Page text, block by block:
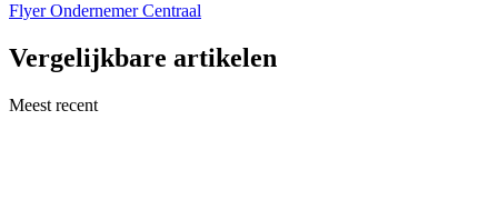
Flyer Ondernemer Centraal
Vergelijkbare artikelen
Meest recent